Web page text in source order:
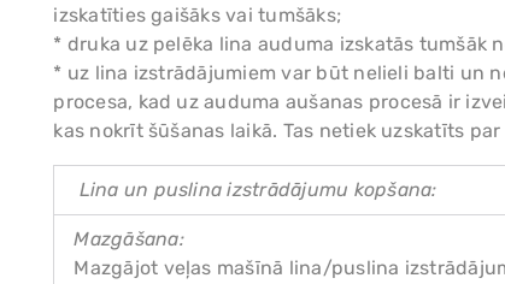
izskatīties gaišāks vai tumšāks;
* druka uz pelēka lina auduma izskatās tumšāk
* uz lina izstrādājumiem var būt nelieli balti un
procesa, kad uz auduma aušanas procesā ir
kas nokrīt šūšanas laikā. Tas netiek uzskatīts par
Lina un puslina izstrādājumu kopšana:
Mazgāšana:
Mazgājot veļas mašīnā lina/puslina